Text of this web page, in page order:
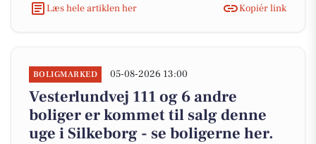
Læs hele artiklen her Kopiér link
BOLIGMARKED 05-08-2026 13:00
Vesterlundvej 111 og 6 andre
boliger er kommet til salg denne
uge i Silkeborg - se boligerne her.